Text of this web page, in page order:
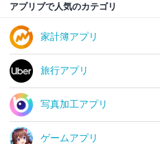
アプリブで人気のカテゴリ
家計簿アプリ
旅行アプリ
写真加工アプリ
ゲームアプリ